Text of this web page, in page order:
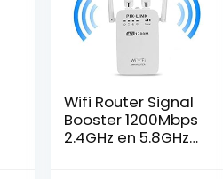
Wifi Router Signal
Booster 1200Mbps
2.4GHz en 5.8GHz